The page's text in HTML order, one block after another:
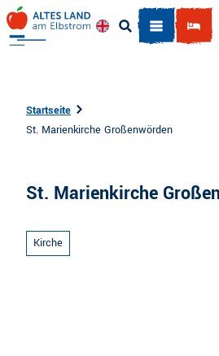
m
Englisch
Suche
Startseite
St. Marienkirche Großenwörden
St. Marienkirche
Kirche